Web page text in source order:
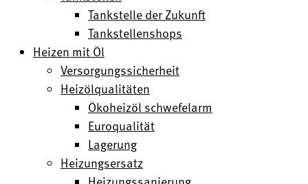
Tankstelle der Zukunft
Tankstellenshops
Heizen mit Öl
Versorgungssicherheit
Heizölqualitäten
Ökoheizöl schwefelarm
Euroqualität
Lagerung
Heizungsersatz